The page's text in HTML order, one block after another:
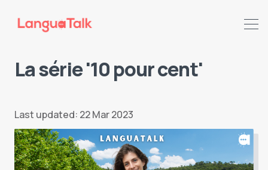
La série '10 pour cent'
Last updated: 22 Mar 2023